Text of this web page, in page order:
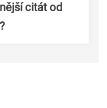
citát od